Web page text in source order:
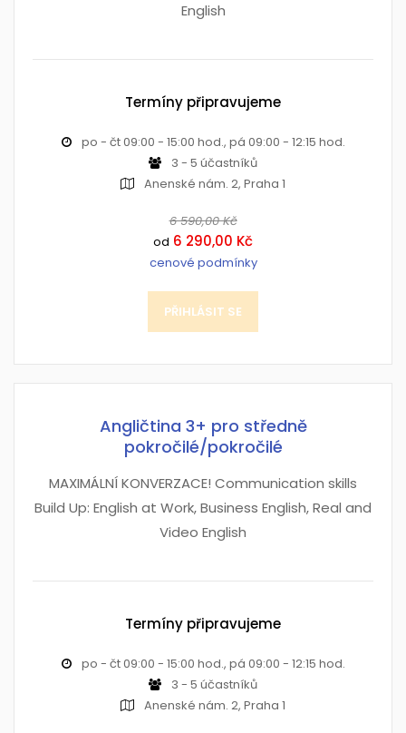
English
Termíny připravujeme
po - čt 09:00 - 15:00 hod., pá 09:00 - 12:15 hod.
3 - 5 účastníků
Anenské nám. 2, Praha 1
6 590,00 Kč
od 6 290,00 Kč
cenové podmínky
PŘIHLÁSIT SE
Angličtina 3+ pro středně
pokročilé/pokročilé
MAXIMÁLNÍ KONVERZACE! Communication skills
Build Up: English at Work, Business English, Real and
Video English
Termíny připravujeme
po - čt 09:00 - 15:00 hod., pá 09:00 - 12:15 hod.
3 - 5 účastníků
Anenské nám. 2, Praha 1